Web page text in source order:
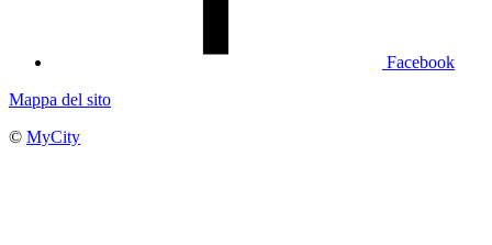
Facebook
Mappa del sito
© MyCity